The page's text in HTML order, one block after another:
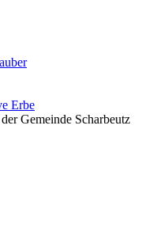
Erbe
Gemeinde Scharbeutz